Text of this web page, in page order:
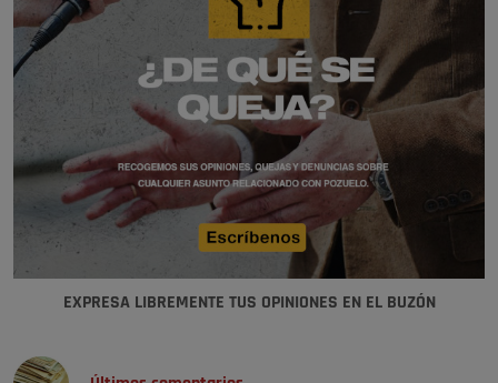
EXPRESA LIBREMENTE TUS OPINIONES EN EL BUZÓN